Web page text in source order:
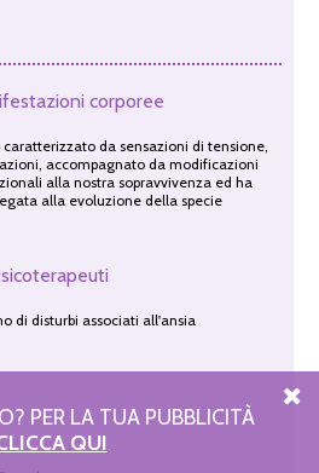
corporee
da sensazioni di tensione,
accompagnato da modificazioni
alla nostra sopravvivenza ed ha
alla evoluzione della specie
di disturbi associati all'ansia
PER LA TUA PUBBLICITÀ
QUI